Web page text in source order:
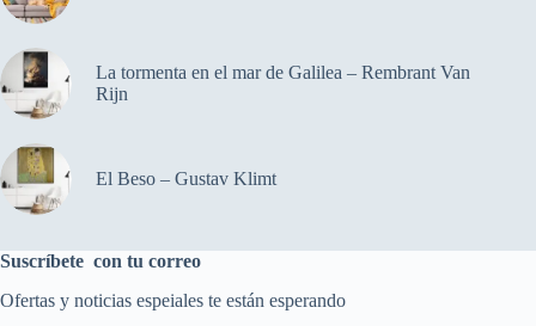
La tormenta en el mar de Galilea – Rembrant Van
Rijn
El Beso – Gustav Klimt
Suscríbete con tu correo
Ofertas y noticias espeiales te están esperando